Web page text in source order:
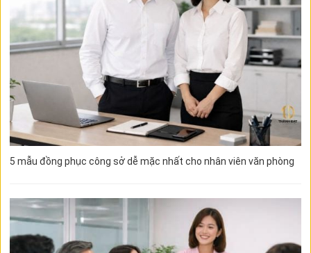
5 mẫu đồng phục công sở dễ mặc nhất cho nhân viên văn phòng